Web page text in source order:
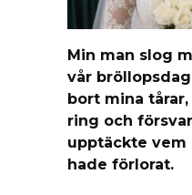
Min man slog
vår
bort mina
ring och
upptäckte vem
hade förlorat.